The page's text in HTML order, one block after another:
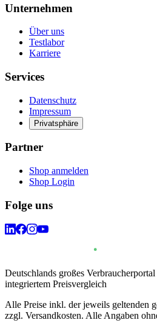
Unternehmen
Über uns
Testlabor
Karriere
Services
Datenschutz
Impressum
Privatsphäre
Partner
Shop anmelden
Shop Login
Folge uns
Deutschlands großes
integriertem Preisvergleich
Alle Preise inkl. der jeweils geltenden
zzgl. Versandkosten. Alle Angaben